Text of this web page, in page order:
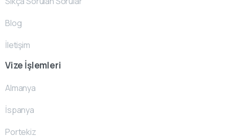
Blog
İletişim
Vize İşlemleri
Almanya
İspanya
Portekiz